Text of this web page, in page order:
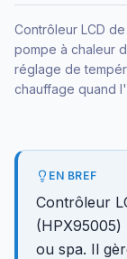
Contrôleur LCD
pompe à chaleur
réglage de
chauffage quand
EN BREF
Contrôleur
ou spa. Il